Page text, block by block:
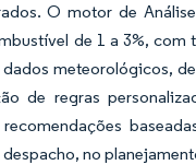
O motor de
de 1 a 3%, com
meteorológicos,
de regras
no